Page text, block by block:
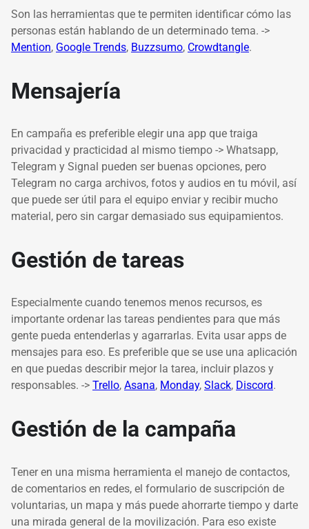
Son las herramientas que te permiten identificar cómo las
personas están hablando de un determinado tema. ->
Mention, Google Trends, Buzzsumo, Crowdtangle.
Mensajería
En campaña es preferible elegir una app que traiga
privacidad y practicidad al mismo tiempo -> Whatsapp,
Telegram y Signal pueden ser buenas opciones, pero
Telegram no carga archivos, fotos y audios en tu móvil, así
que puede ser útil para el equipo enviar y recibir mucho
material, pero sin cargar demasiado sus equipamientos.
Gestión de tareas
Especialmente cuando tenemos menos recursos, es
importante ordenar las tareas pendientes para que más
gente pueda entenderlas y agarrarlas. Evita usar apps de
mensajes para eso. Es preferible que se use una aplicación
en que puedas describir mejor la tarea, incluir plazos y
responsables. -> Trello, Asana, Monday, Slack, Discord.
Gestión de la campaña
Tener en una misma herramienta el manejo de contactos,
de comentarios en redes, el formulario de suscripción de
voluntarias, un mapa y más puede ahorrarte tiempo y darte
una mirada general de la movilización. Para eso existe